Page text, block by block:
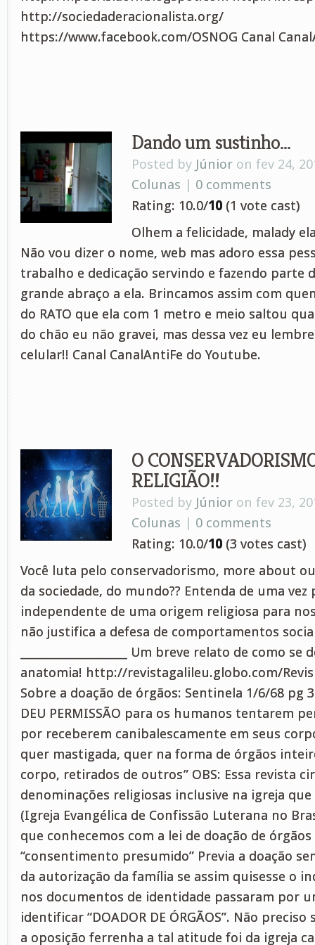
http://sociedaderacionalista.org/
https://www.facebook.com/OSNOG Canal
Dando um sustinho…
Posted by Júnior on fev 24,
Colunas | 0 comments
Rating: 10.0/10 (1 vote cast)
Olhem a felicidade, malady
Não vou dizer o nome, web mas adoro essa
trabalho e dedicação servindo e fazendo parte
grande abraço a ela. Brincamos assim com
do RATO que ela com 1 metro e meio saltou
do chão eu não gravei, mas dessa vez eu
celular!! Canal CanalAntiFe do Youtube.
O
RELIGIÃO!!
Posted by Júnior on fev 23,
Colunas | 0 comments
Rating: 10.0/10 (3 votes cast)
Você luta pelo conservadorismo, more about
da sociedade, do mundo?? Entenda de uma vez
independente de uma origem religiosa para
não justifica a defesa de comportamentos
___________________ Um breve relato de como
anatomia! http://revistagalileu.globo.com/Revis…
Sobre a doação de órgãos: Sentinela 1/6/68 pg
DEU PERMISSÃO para os humanos tentarem
por receberem canibalescamente em seus
quer mastigada, quer na forma de órgãos
corpo, retirados de outros” OBS: Essa revista
denominações religiosas inclusive na igreja
(Igreja Evangélica de Confissão Luterana no
que conhecemos com a lei de doação de
“consentimento presumido” Previa a doação
da autorização da família se assim quisesse o
nos documentos de identidade passaram por
identificar “DOADOR DE ÓRGÃOS”. Não
a oposição ferrenha a tal atitude foi da igreja